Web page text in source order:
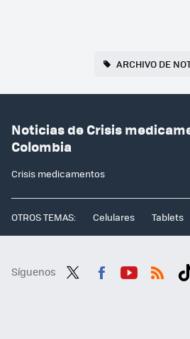
ARCHIVO DE
Noticias de Crisis
Colombia
Crisis medicamentos
OTROS TEMAS: Celulares Tablets
Síguenos